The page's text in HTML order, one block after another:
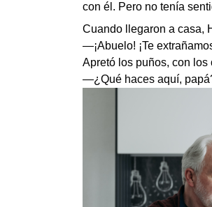
con él. Pero no tenía
Cuando llegaron a casa,
—¡Abuelo! ¡Te
Apretó los puños, con
—¿Qué haces aquí,